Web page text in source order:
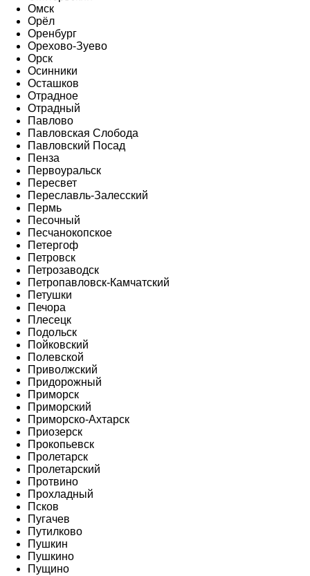
Омск
Орёл
Оренбург
Орехово-Зуево
Орск
Осинники
Осташков
Отрадное
Отрадный
Павлово
Павловская Слобода
Павловский Посад
Пенза
Первоуральск
Пересвет
Переславль-Залесский
Пермь
Песочный
Песчанокопское
Петергоф
Петровск
Петрозаводск
Петропавловск-Камчатский
Петушки
Печора
Плесецк
Подольск
Пойковский
Полевской
Приволжский
Придорожный
Приморск
Приморский
Приморско-Ахтарск
Приозерск
Прокопьевск
Пролетарск
Пролетарский
Протвино
Прохладный
Псков
Пугачев
Путилково
Пушкин
Пушкино
Пущино